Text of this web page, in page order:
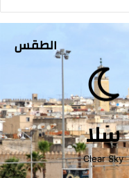
ه
م
و
ق
ة
)
الطقس
سلا
Clear Sky